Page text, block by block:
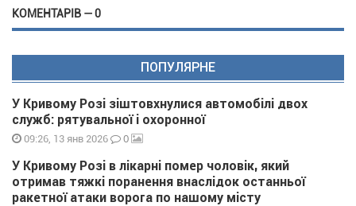
КОМЕНТАРІВ — 0
ПОПУЛЯРНЕ
У Кривому Розі зіштовхнулися автомобілі двох
служб: рятувальної і охоронної
09:26, 13 янв 2026 0
У Кривому Розі в лікарні помер чоловік, який
отримав тяжкі поранення внаслідок останньої
ракетної атаки ворога по нашому місту